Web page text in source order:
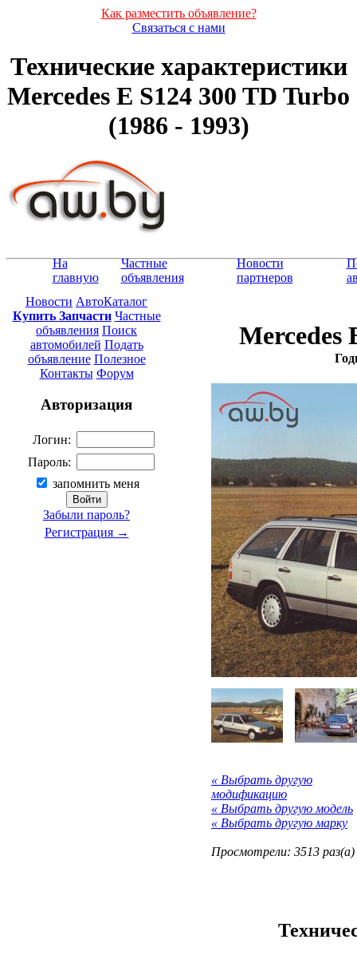
Как разместить объявление?
Связаться с нами
Технические характеристики
Mercedes E S124 300 TD Turbo
(1986 - 1993)
На
главную
Частные
объявления
Новости
партнеров
Новости АвтоКаталог
Купить Запчасти Частные
объявления Поиск
автомобилей Подать
объявление Полезное
Контакты Форум
Авторизация
Логин:
Пароль:
запомнить меня
Забыли пароль?
Регистрация →
Mercedes
« Выбрать другую
модификацию
« Выбрать другую модель
« Выбрать другую марку
Просмотрели: 3513 раз(а)